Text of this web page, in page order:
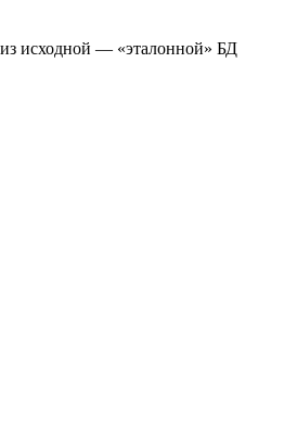
исходной — «эталонной» БД